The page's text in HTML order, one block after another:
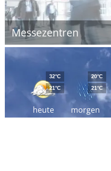
Messezentren
heute
32°C
21°C
morgen
20°C
21°C